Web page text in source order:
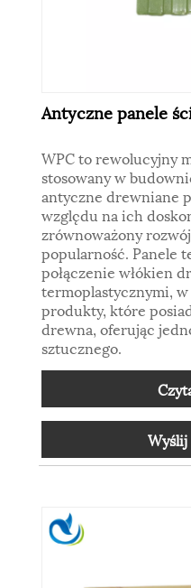
Antyczne panele
WPC to rewolucyjny
stosowany w
antyczne drewniane
względu na ich
zrównoważony
popularność. Panele
połączenie włókien
termoplastycznymi,
produkty, które
drewna, oferując
sztucznego.